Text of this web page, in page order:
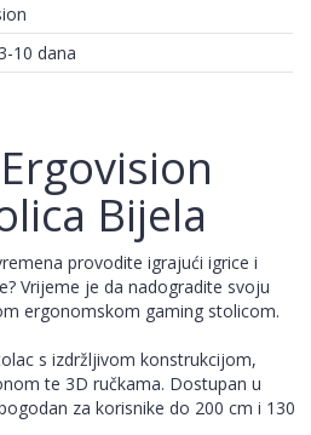
10 dana
Bijela
provodite igrajući igrice i
Vrijeme je da nadogradite svoju
ergonomskom gaming stolicom.
s izdržljivom konstrukcijom,
te 3D ručkama. Dostupan u
za korisnike do 200 cm i 130